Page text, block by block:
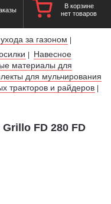
В корзине
нет товаров
за газоном |
|
Навесное
материалы для
для мульчирования
тракторов и райдеров |
FD 280 FD